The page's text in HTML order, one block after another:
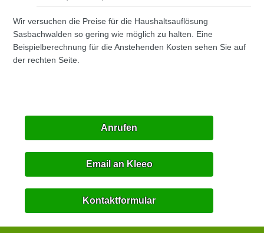
Wir versuchen die Preise für die Haushaltsauflösung
Sasbachwalden so gering wie möglich zu halten. Eine
Beispielberechnung für die Anstehenden Kosten sehen Sie auf
der rechten Seite.
Anrufen
Email an Kleeo
Kontaktformular